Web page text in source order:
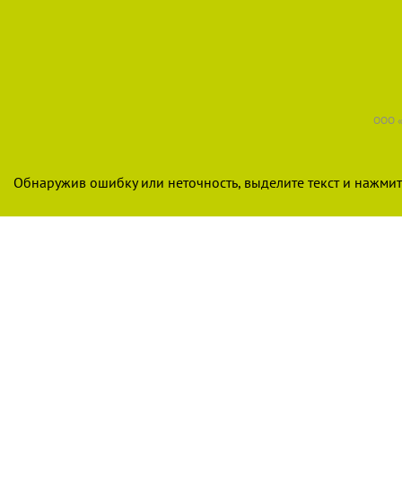
ООО
Обнаружив ошибку или неточность, выделите текст и